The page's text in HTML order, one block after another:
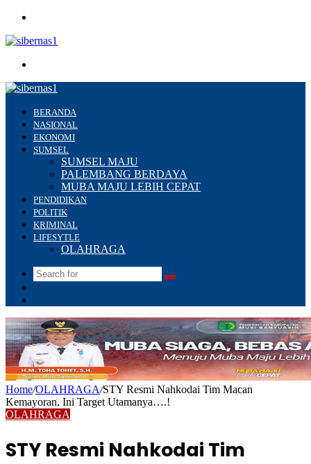
BERANDA
NASIONAL
EKONOMI
SUMSEL
SUMSEL MAJU
PALEMBANG BERDAYA
MUBA MAJU LEBIH CEPAT
PENDIDIKAN
POLITIK
KRIMINAL
LIFESYTLE
OLAHRAGA
Search
Home/OLAHRAGA/STY Resmi Nahkodai Tim Macan
Kemayoran, Ini Target Utamanya….!
OLAHRAGA
STY Resmi Nahkodai Tim